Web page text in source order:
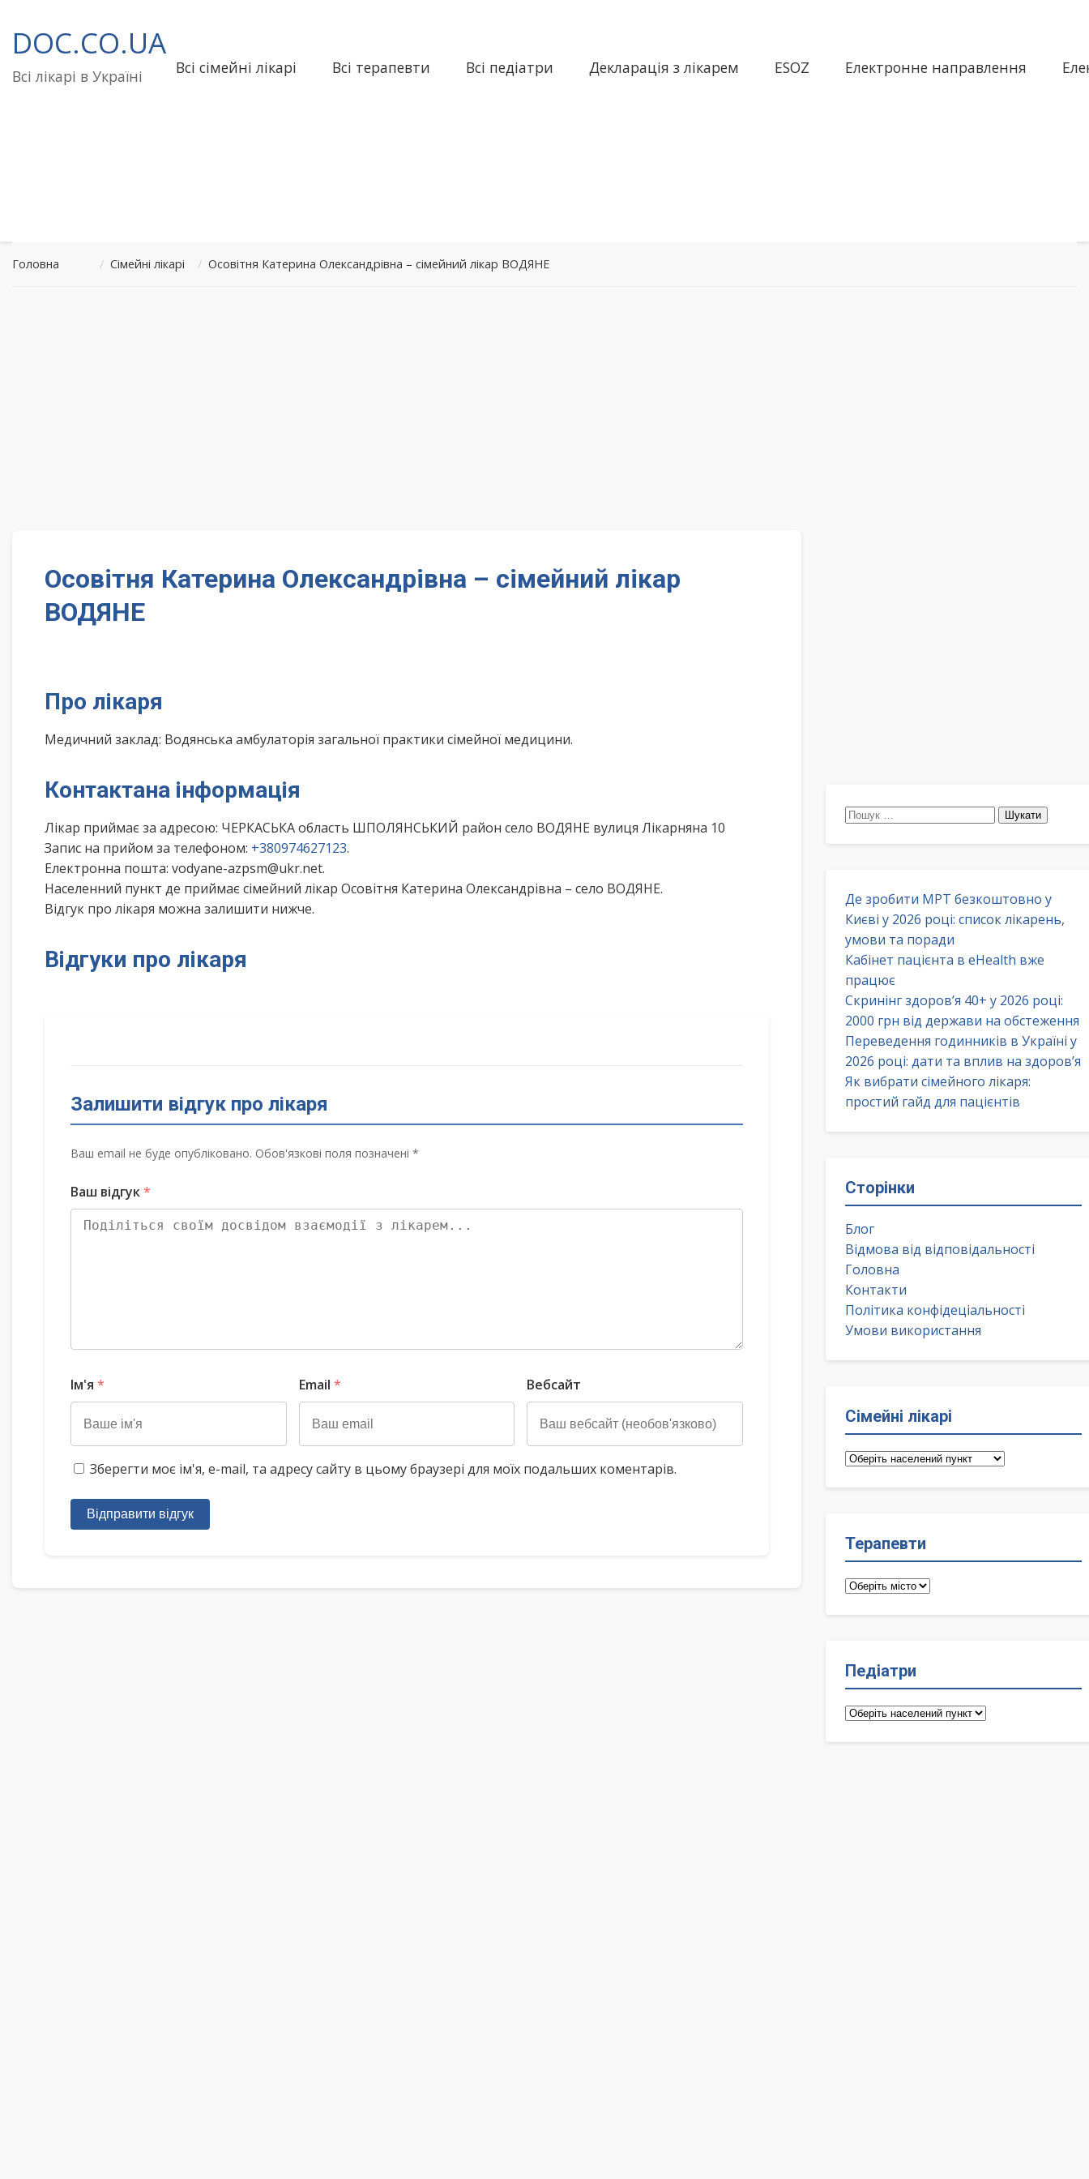
до
вмісту
DOC.CO.UA
Всі лікарі в Україні Всі сімейні лікарі Всі терапевти Всі педіатри Декларація з лікарем ESOZ Електронне направлення
Головна / Сімейні лікарі / Осовітня Катерина Олександрівна – сімейний лікар ВОДЯНЕ
Осовітня Катерина Олександрівна – сімейний лікар
ВОДЯНЕ
Про лікаря
Медичний заклад: Водянська амбулаторія загальної практики сімейної медицини.
Контактана інформація
Лікар приймає за адресою: ЧЕРКАСЬКА область ШПОЛЯНСЬКИЙ район село ВОДЯНЕ вулиця Лікарняна 10
Запис на прийом за телефоном: +380974627123.
Електронна пошта: vodyane-azpsm@ukr.net.
Населенний пункт де приймає сімейний лікар Осовітня Катерина Олександрівна – село ВОДЯНЕ.
Відгук про лікаря можна залишити нижче.
Відгуки про лікаря
Залишити відгук про лікаря
Ваш email не буде опубліковано. Обов'язкові поля позначені *
Ваш відгук*
Ім'я * Email * Вебсайт
Зберегти моє ім'я, e-mail, та адресу сайту в цьому браузері для моїх подальших коментарів.
Відправити відгук
Пошук:
Де зробити МРТ безкоштовно у
Києві у 2026 році: список лікарень,
умови та поради
Кабінет пацієнта в eHealth вже
працює
Скринінг здоров’я 40+ у 2026 році:
2000 грн від держави на обстеження
Переведення годинників в Україні у
2026 році: дати та вплив на здоров’я
Як вибрати сімейного лікаря:
простий гайд для пацієнтів
Сторінки
Блог
Відмова від відповідальності
Головна
Контакти
Політика конфідеціальності
Умови використання
Сімейні лікарі
Сімейні
Терапевти
Терапевти
Педіатри
Педіатри